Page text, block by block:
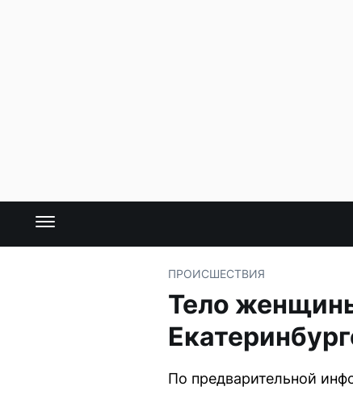
ПРОИСШЕСТВИЯ
Тело
По предварительной